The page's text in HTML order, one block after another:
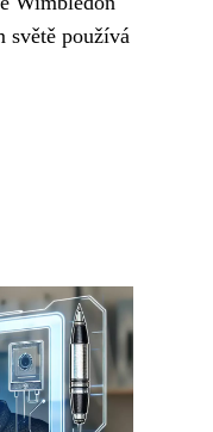
světě používá